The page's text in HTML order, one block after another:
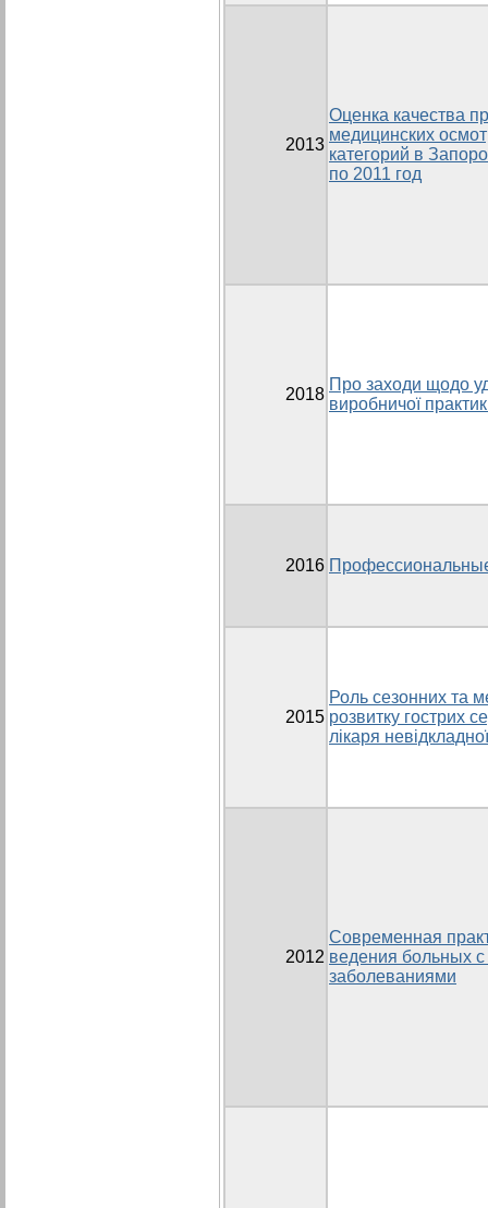
2013
Оценка качества
медицинских
категорий в
по 2011 год
2018
Про заходи щодо
виробничої
2016
2015
Роль сезонних та
розвитку гострих
лікаря
2012
Современная
ведения больных
заболеваниями